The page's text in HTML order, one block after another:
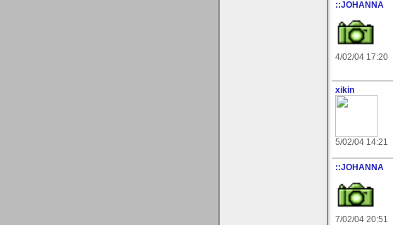
::JOHANNA
4/02/04 17:20
xikin
5/02/04 14:21
::JOHANNA
7/02/04 20:51